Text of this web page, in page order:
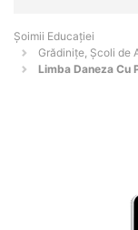
Șoimii Educației
Grădinițe, Școli de
Limba Daneza Cu